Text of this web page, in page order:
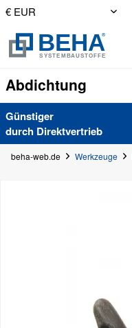
Abdichtung
Günstiger
durch Direkt­vertrieb
beha-web.de Werkzeuge